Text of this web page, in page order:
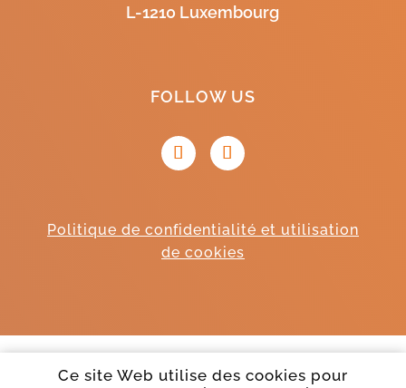
L-1210 Luxembourg
FOLLOW US
Politique de confidentialité et utilisation
de cookies
© Liichtathletik Club Lëtzebuerg Asbl, tous droits
Ce site Web utilise des cookies pour